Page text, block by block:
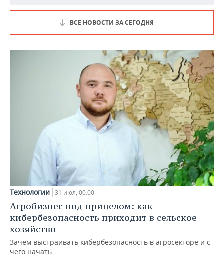
ВСЕ НОВОСТИ ЗА СЕГОДНЯ
Технологии 31 июл, 00:00
Агробизнес под прицелом: как
кибербезопасность приходит в сельское
хозяйство
Зачем выстраивать кибербезопасность в агросекторе и с
чего начать